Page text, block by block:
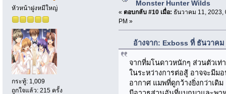
หัวหน้าฝูงหมีใหญ่
กระทู้: 1,009
ถูกใจแล้ว: 215 ครั้ง
Monster Hunter Wilds
« ตอบกลับ #10 เมื่อ: ธันวาคม 11, 2023,
PM »
อ้างจาก: Exboss ที่ ธันวาคม
จากที่มโนดาวหนักๆ ส่วนตัวเท่
ในระหว่างการต่อสู้ อาจจะมีม
อากาศ แมพที่ดูกว้างยิ่งกว่าเดิม